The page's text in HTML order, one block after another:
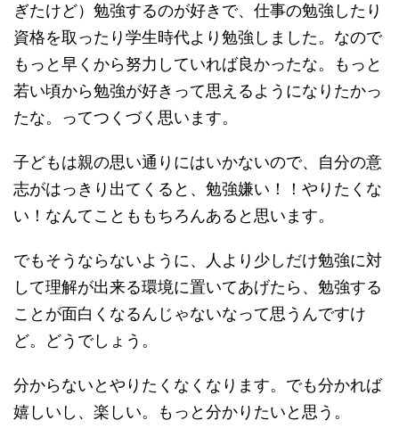
ぎたけど）勉強するのが好きで、仕事の勉強したり
資格を取ったり学生時代より勉強しました。なので
もっと早くから努力していれば良かったな。もっと
若い頃から勉強が好きって思えるようになりたかっ
たな。ってつくづく思います。
子どもは親の思い通りにはいかないので、自分の意
志がはっきり出てくると、勉強嫌い！！やりたくな
い！なんてことももちろんあると思います。
でもそうならないように、人より少しだけ勉強に対
して理解が出来る環境に置いてあげたら、勉強する
ことが面白くなるんじゃないなって思うんですけ
ど。どうでしょう。
分からないとやりたくなくなります。でも分かれば
嬉しいし、楽しい。もっと分かりたいと思う。